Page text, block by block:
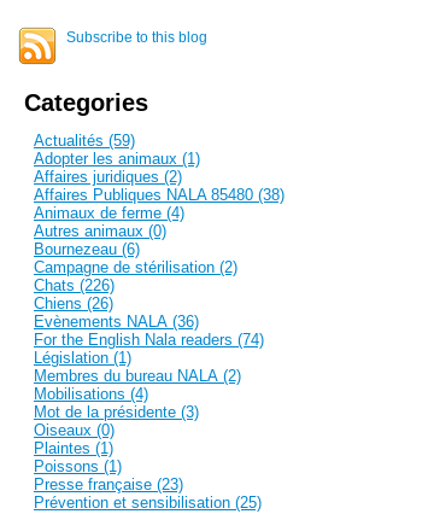
Subscribe to this blog
Categories
Actualités (59)
Adopter les animaux (1)
Affaires juridiques (2)
Affaires Publiques NALA 85480 (38)
Animaux de ferme (4)
Autres animaux (0)
Bournezeau (6)
Campagne de stérilisation (2)
Chats (226)
Chiens (26)
Evènements NALA (36)
For the English Nala readers (74)
Législation (1)
Membres du bureau NALA (2)
Mobilisations (4)
Mot de la présidente (3)
Oiseaux (0)
Plaintes (1)
Poissons (1)
Presse française (23)
Prévention et sensibilisation (25)